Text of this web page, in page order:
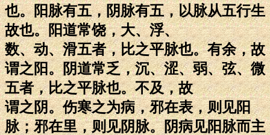
也。阳脉有五，阴脉有五，以脉从五行生
故也。阳道常饶，大、浮、
数、动、滑五者，比之平脉也。有余，故
谓之阳。阴道常乏，沉、涩、弱、弦、微
五者，比之平脉也。不及，故
谓之阴。伤寒之为病，邪在表，则见阳
脉；邪在里，则见阴脉。阴病见阳脉而主